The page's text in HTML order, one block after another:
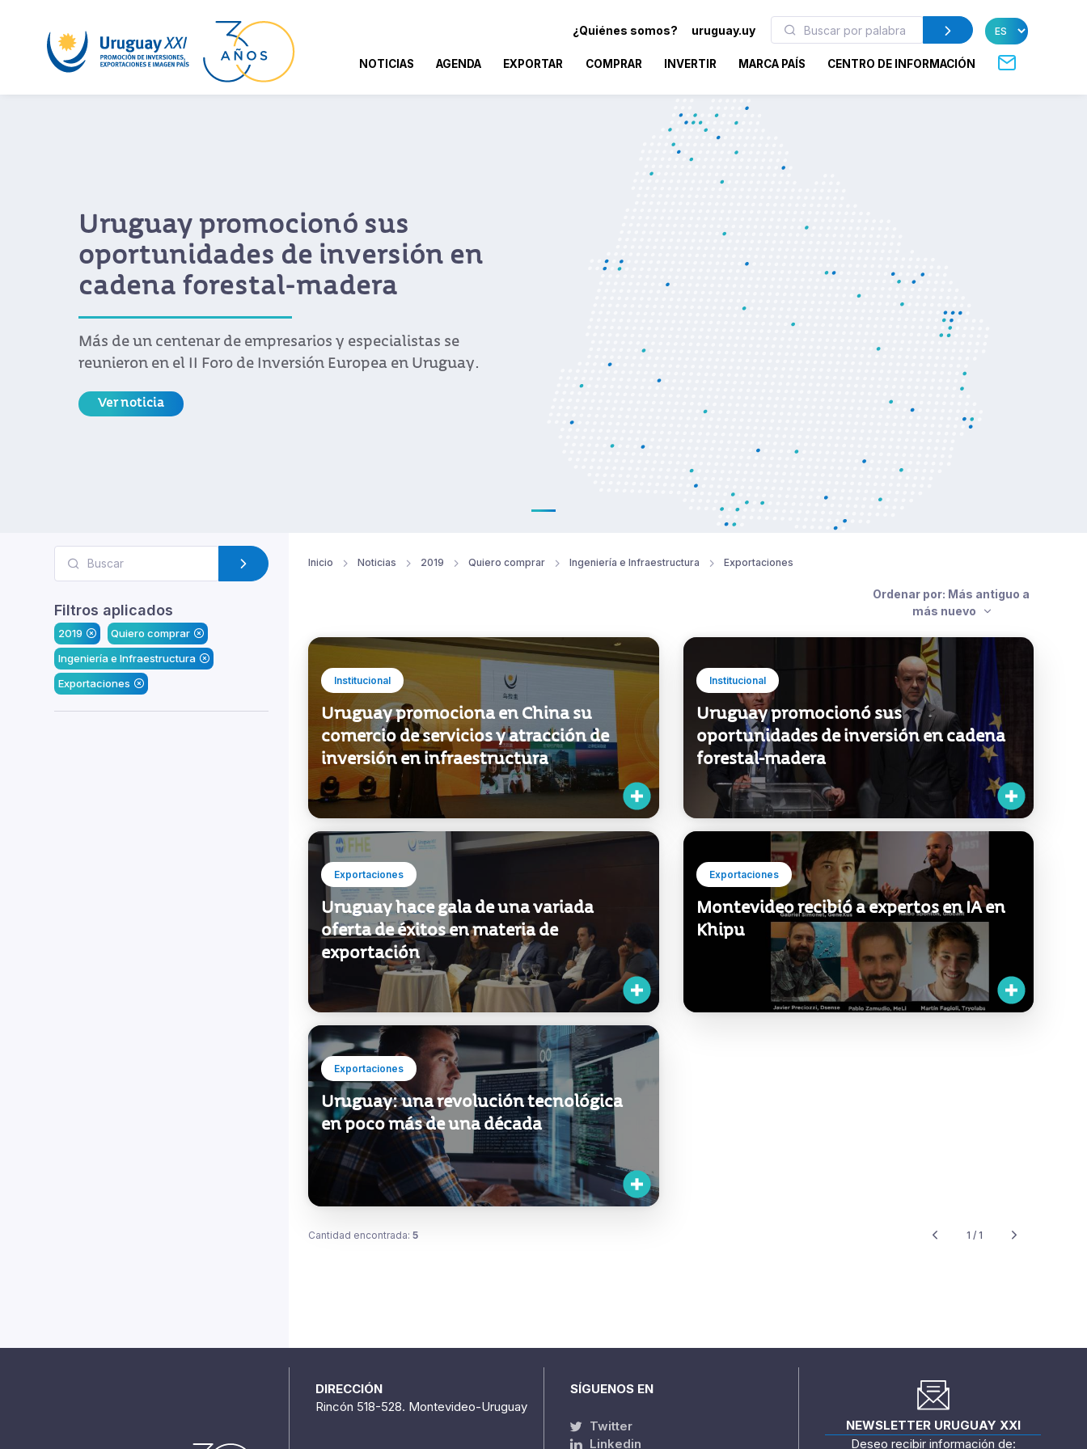
¿Quiénes somos? uruguay.uy
NOTICIAS AGENDA EXPORTAR COMPRAR INVERTIR MARCA PAÍS CENTRO DE INFORMACIÓN
Uruguay promocionó sus
oportunidades de inversión en
cadena forestal-madera
Más de un centenar de empresarios y especialistas se
reunieron en el II Foro de Inversión Europea en Uruguay.
Ver noticia
Filtros aplicados
2019
Quiero comprar
Ingeniería e Infraestructura
Exportaciones
Inicio Noticias 2019 Quiero comprar Ingeniería e Infraestructura Exportaciones
Ordenar por: Más antiguo a
más nuevo
Institucional
Uruguay promociona en China su
comercio de servicios y atracción de
inversión en infraestructura
Institucional
Uruguay promocionó sus
oportunidades de inversión en cadena
forestal-madera
Exportaciones
Uruguay hace gala de una variada
oferta de éxitos en materia de
exportación
Exportaciones
Montevideo recibió a expertos en IA en
Khipu
Exportaciones
Uruguay: una revolución tecnológica
en poco más de una década
Cantidad encontrada: 5 1 / 1
DIRECCIÓN
Rincón 518-528. Montevideo-Uruguay
SÍGUENOS EN
Twitter
Linkedin
NEWSLETTER URUGUAY XXI
Deseo recibir información de: